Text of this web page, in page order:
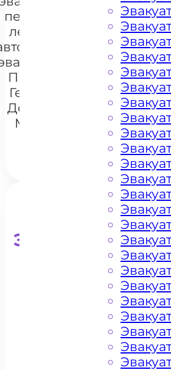
перевозки
легковых
Проспект
Генерала
Дорохова
Москва
+7 985 222
Эвакуатор для